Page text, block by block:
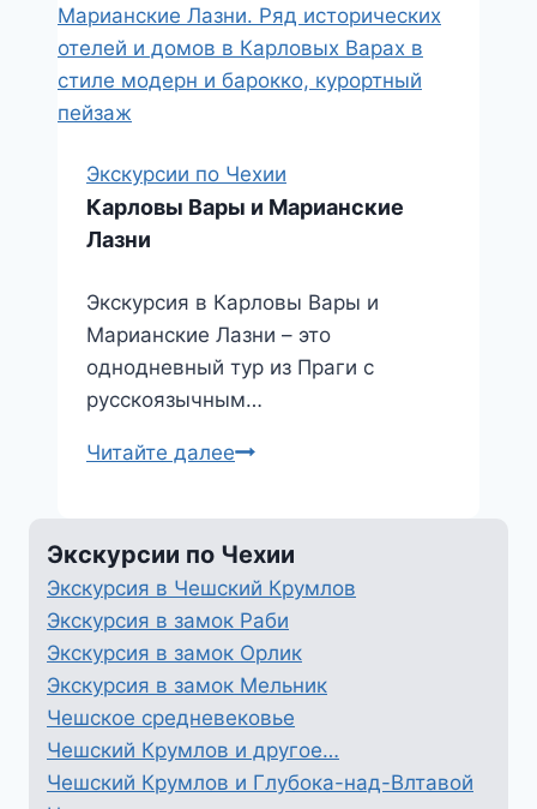
Экскурсии по Чехии
Карловы Вары и Марианские
Лазни
Экскурсия в Карловы Вары и
Марианские Лазни – это
однодневный тур из Праги с
русскоязычным…
Читайте далееКарловы
и
Марианские
Лазни
Экскурсии по Чехии
Экскурсия в Чешский Крумлов
Экскурсия в замок Раби
Экскурсия в замок Орлик
Экскурсия в замок Мельник
Чешское средневековье
Чешский Крумлов и другое…
Чешский Крумлов и Глубока-над-Влтавой